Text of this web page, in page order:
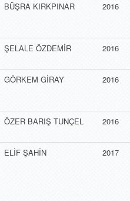
BÜŞRA KIRKPINAR 2016
ŞELALE ÖZDEMİR 2016
GÖRKEM GİRAY 2016
ÖZER BARIŞ TUNÇEL 2016
ELİF ŞAHİN 2017